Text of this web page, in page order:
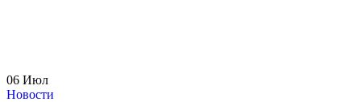
06 Июл
Новости